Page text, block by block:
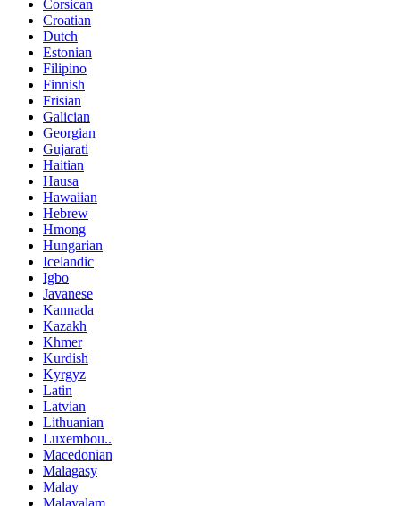
Corsican
Croatian
Dutch
Estonian
Filipino
Finnish
Frisian
Galician
Georgian
Gujarati
Haitian
Hausa
Hawaiian
Hebrew
Hmong
Hungarian
Icelandic
Igbo
Javanese
Kannada
Kazakh
Khmer
Kurdish
Kyrgyz
Latin
Latvian
Lithuanian
Luxembou..
Macedonian
Malagasy
Malay